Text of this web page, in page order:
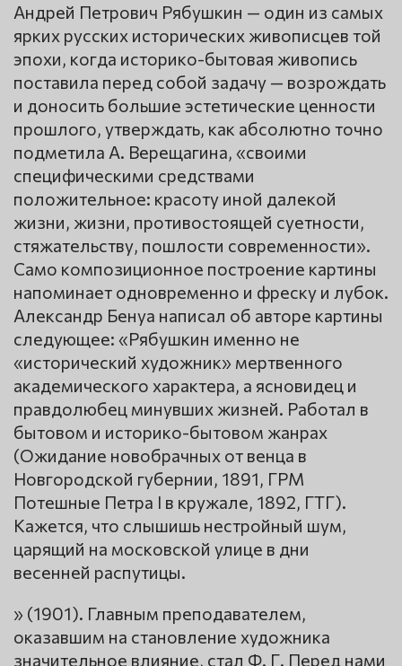
Андрей Петрович Рябушкин — один из самых
ярких русских исторических живописцев той
эпохи, когда историко-бытовая живопись
поставила перед собой задачу — возрождать
и доносить большие эстетические ценности
прошлого, утверждать, как абсолютно точно
подметила А. Верещагина, «своими
специфическими средствами
положительное: красоту иной далекой
жизни, жизни, противостоящей суетности,
стяжательству, пошлости современности».
Само композиционное построение картины
напоминает одновременно и фреску и лубок.
Александр Бенуа написал об авторе картины
следующее: «Рябушкин именно не
«исторический художник» мертвенного
академического характера, а ясновидец и
правдолюбец минувших жизней. Работал в
бытовом и историко-бытовом жанрах
(Ожидание новобрачных от венца в
Новгородской губернии, 1891, ГРМ
Потешные Петра I в кружале, 1892, ГТГ).
Кажется, что слышишь нестройный шум,
царящий на московской улице в дни
весенней распутицы.
» (1901). Главным преподавателем,
оказавшим на становление художника
значительное влияние, стал Ф. Г. Перед нами